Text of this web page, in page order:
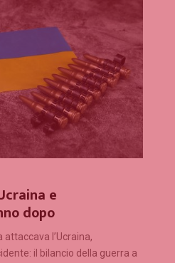
e
dopo
attaccava l’Ucraina,
il bilancio della guerra a